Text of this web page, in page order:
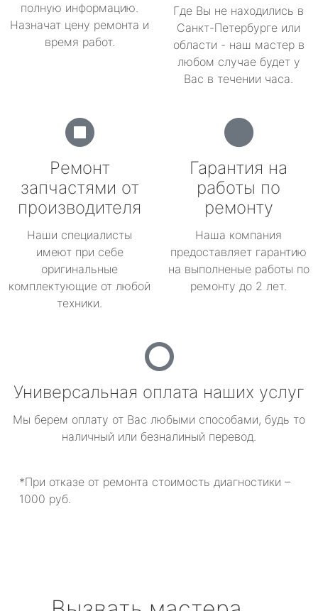
полную информацию.
Назначат цену ремонта и
время работ.
Где Вы не находились в
Санкт-Петербурге или
области - наш мастер в
любом случае будет у
Вас в течении часа.
Ремонт
запчастями от
производителя
Наши специалисты
имеют при себе
оригинальные
комплектующие от любой
техники.
Гарантия на
работы по
ремонту
Наша компания
предоставляет гарантию
на выполненые работы по
ремонту до 2 лет.
Универсальная оплата наших услуг
Мы берем оплату от Вас любыми способами, будь то
наличный или безналиный перевод.
*При отказе от ремонта стоимость диагностики –
1000 руб.